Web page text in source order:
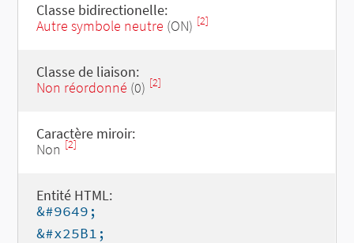
Classe bidirectionelle:
Autre symbole neutre (ON) [2]
Classe de liaison:
Non réordonné (0) [2]
Caractère miroir:
Non [2]
Entité HTML:
&#9649;
&#x25B1;